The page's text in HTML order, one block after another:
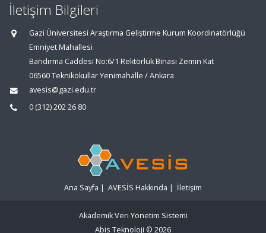
İletişim Bilgileri
Gazi Üniversitesi Araştırma Geliştirme Kurum Koordinatörlüğü
Emniyet Mahallesi
Bandırma Caddesi No:6/1 Rektörlük Binası Zemin Kat
06560 Teknikokullar Yenimahalle / Ankara
avesis@gazi.edu.tr
0 (312) 202 26 80
Ana Sayfa | AVESİS Hakkında | İletişim
Akademik Veri Yönetim Sistemi
Abis Teknoloji © 2026